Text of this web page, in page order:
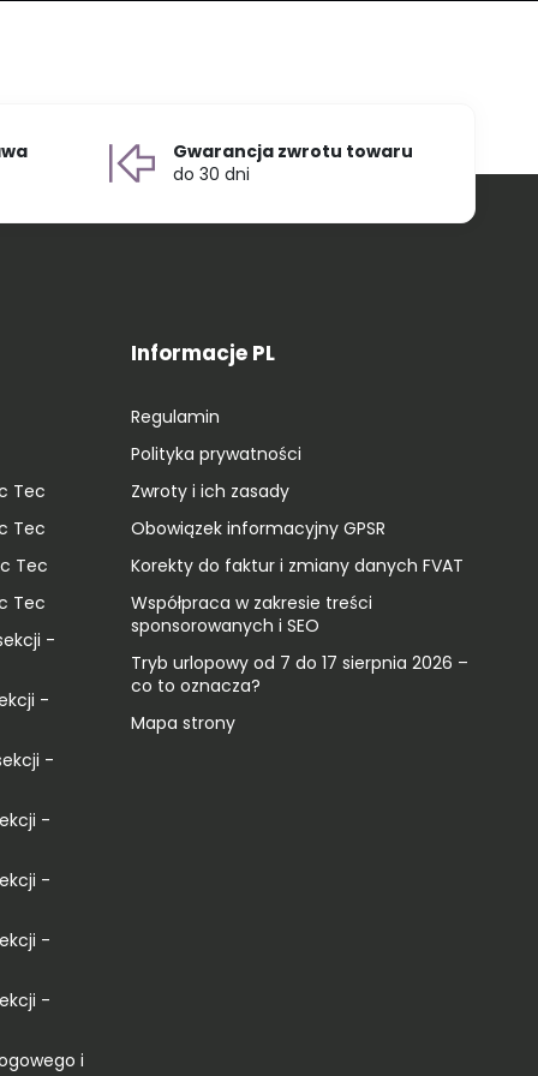
Gwarancja zwrotu towaru
do 30 dni
Tec
Tec
Tec
Tec
-
-
-
-
-
-
-
i
Informacje PL
Regulamin
Polityka prywatności
Zwroty i ich zasady
Obowiązek informacyjny GPSR
Korekty do faktur i zmiany danych FVAT
Współpraca w zakresie treści
sponsorowanych i SEO
Tryb urlopowy od 7 do 17 sierpnia 2026 –
co to oznacza?
Mapa strony